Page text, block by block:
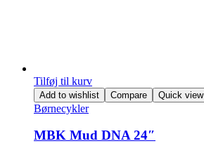
Tilføj til kurv
Add to wishlist Compare Quick view
Børnecykler
MBK Mud DNA 24″